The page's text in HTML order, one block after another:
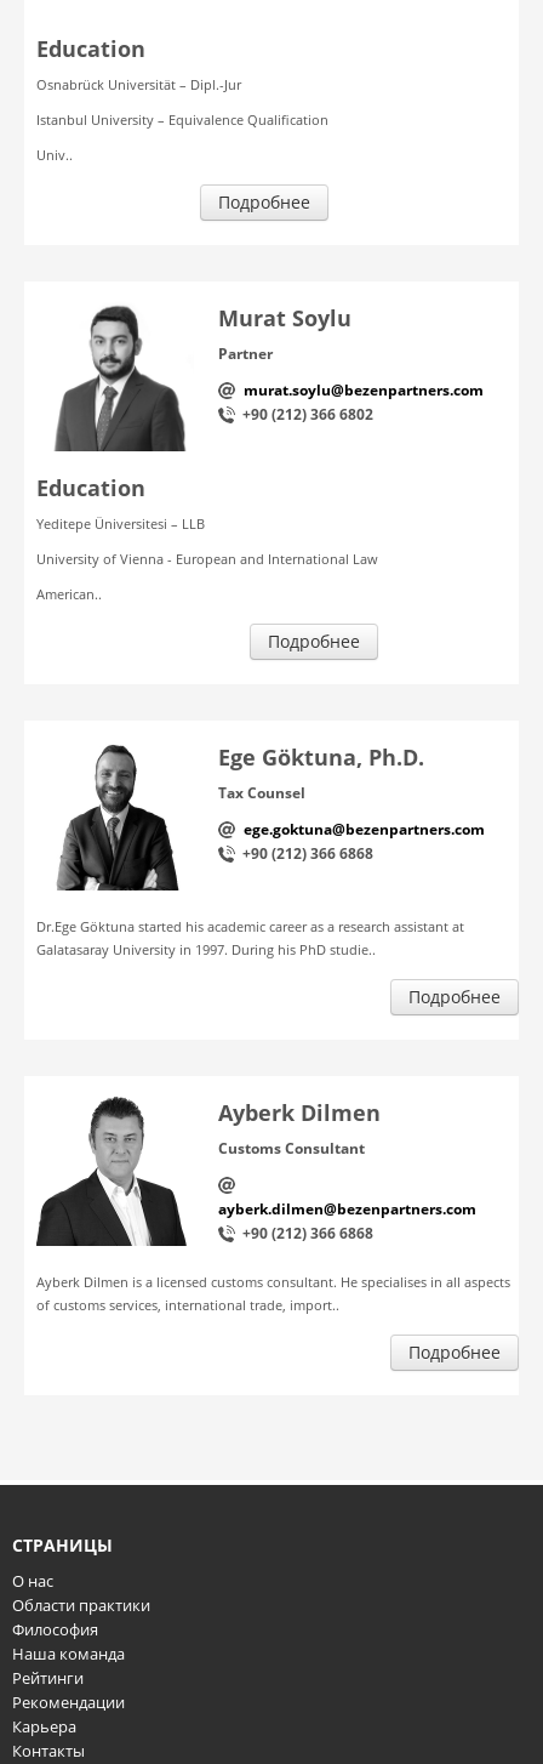
Education
Osnabrück Universität – Dipl.-Jur
Istanbul University – Equivalence Qualification
Univ..
Подробнее
Murat Soylu
Partner
murat.soylu@bezenpartners.com
+90 (212) 366 6802
Education
Yeditepe Üniversitesi – LLB
University of Vienna - European and International Law
American..
Подробнее
Ege Göktuna, Ph.D.
Tax Counsel
ege.goktuna@bezenpartners.com
+90 (212) 366 6868
Dr.Ege Göktuna started his academic career as a research assistant at
Galatasaray University in 1997. During his PhD studie..
Подробнее
Ayberk Dilmen
Customs Consultant
ayberk.dilmen@bezenpartners.com
+90 (212) 366 6868
Ayberk Dilmen is a licensed customs consultant. He specialises in all aspects
of customs services, international trade, import..
Подробнее
СТРАНИЦЫ
О нас
Области практики
Философия
Наша команда
Рейтинги
Рекомендации
Карьера
Контакты